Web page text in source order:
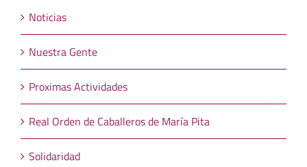
Noticias
Nuestra Gente
Proximas Actividades
Real Orden de Caballeros de María Pita
Solidaridad